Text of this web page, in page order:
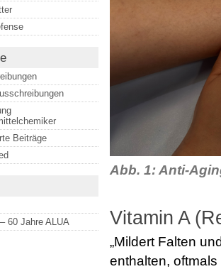
Beiträge
60 Jahre ALUA
Abb. 1: Anti-
Vitamin A
„Mildert Falten
enthalten,